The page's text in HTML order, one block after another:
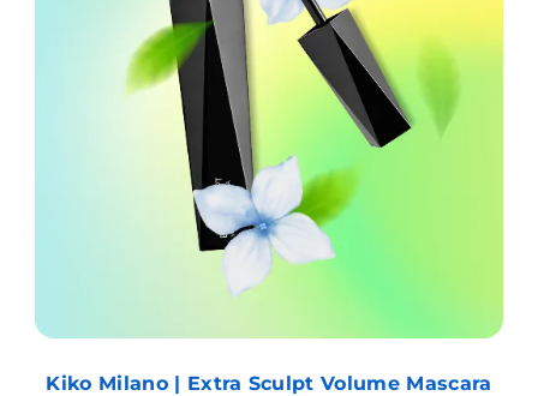
Kiko Milano | Extra Sculpt Volume Mascara